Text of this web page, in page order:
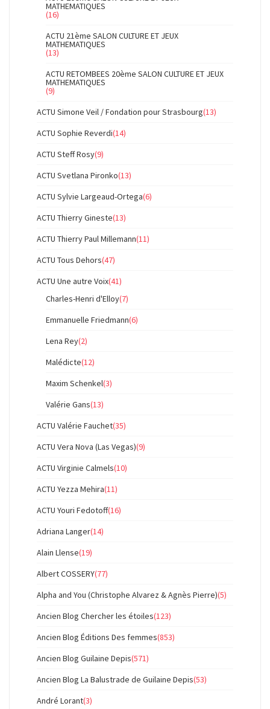
MATHEMATIQUES
(16)
ACTU 21ème SALON CULTURE ET JEUX
MATHEMATIQUES
(13)
ACTU RETOMBEES 20ème SALON CULTURE ET JEUX
MATHEMATIQUES
(9)
ACTU Simone Veil / Fondation pour Strasbourg(13)
ACTU Sophie Reverdi(14)
ACTU Steff Rosy(9)
ACTU Svetlana Pironko(13)
ACTU Sylvie Largeaud-Ortega(6)
ACTU Thierry Gineste(13)
ACTU Thierry Paul Millemann(11)
ACTU Tous Dehors(47)
ACTU Une autre Voix(41)
Charles-Henri d'Elloy(7)
Emmanuelle Friedmann(6)
Lena Rey(2)
Malédicte(12)
Maxim Schenkel(3)
Valérie Gans(13)
ACTU Valérie Fauchet(35)
ACTU Vera Nova (Las Vegas)(9)
ACTU Virginie Calmels(10)
ACTU Yezza Mehira(11)
ACTU Youri Fedotoff(16)
Adriana Langer(14)
Alain Llense(19)
Albert COSSERY(77)
Alpha and You (Christophe Alvarez & Agnès Pierre)(5)
Ancien Blog Chercher les étoiles(123)
Ancien Blog Éditions Des femmes(853)
Ancien Blog Guilaine Depis(571)
Ancien Blog La Balustrade de Guilaine Depis(53)
André Lorant(3)